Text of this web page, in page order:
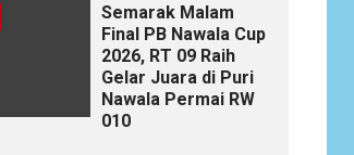
Semarak Malam
Final PB Nawala Cup
2026, RT 09 Raih
Gelar Juara di Puri
Nawala Permai RW
010